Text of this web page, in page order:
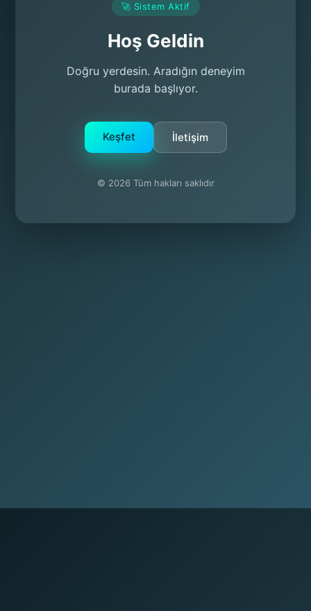
🚀 Sistem Aktif
Hoş Geldin
Doğru yerdesin. Aradığın deneyim
burada başlıyor.
Keşfet İletişim
© 2026 Tüm hakları saklıdır